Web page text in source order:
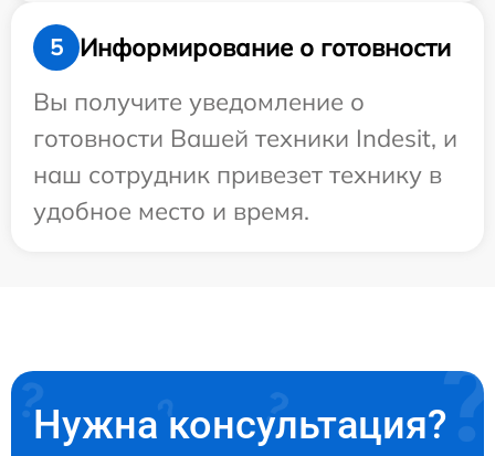
5
Информирование о готовности
Вы получите уведомление о
готовности Вашей техники Indesit, и
наш сотрудник привезет технику в
удобное место и время.
Нужна консультация?